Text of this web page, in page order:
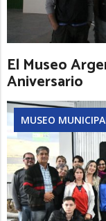
El Museo
Aniversario
MUSEO